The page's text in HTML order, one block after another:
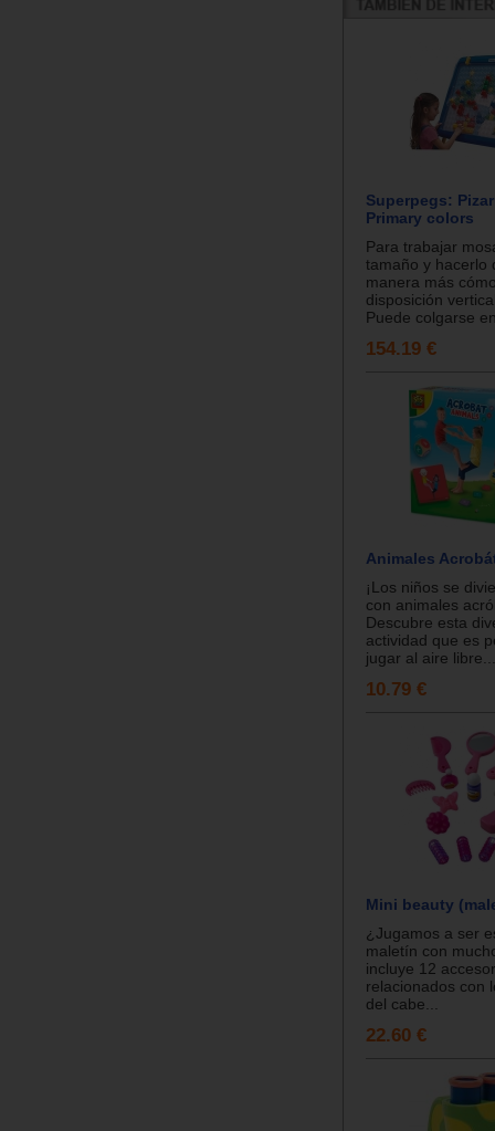
Superpegs:
Primary colors
Para trabajar
tamaño y hacerlo
manera más
disposición
Puede colgarse
154.19 €
Animales
¡Los niños se
con animales
Descubre esta
actividad que es
jugar al aire libre...
10.79 €
Mini beauty
¿Jugamos a ser
maletín con
incluye 12
relacionados con
del cabe...
22.60 €